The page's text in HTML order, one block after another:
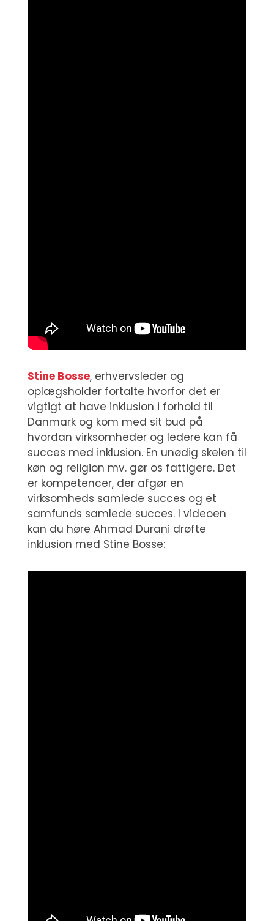
Stine Bosse, erhvervsleder og
oplægsholder fortalte hvorfor det er
vigtigt at have inklusion i forhold til
Danmark og kom med sit bud på
hvordan virksomheder og ledere kan få
succes med inklusion. En unødig skelen til
køn og religion mv. gør os fattigere. Det
er kompetencer, der afgør en
virksomheds samlede succes og et
samfunds samlede succes. I videoen
kan du høre Ahmad Durani drøfte
inklusion med Stine Bosse: